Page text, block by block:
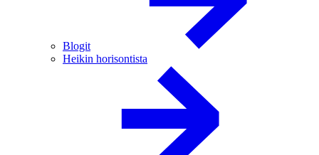
Blogit
Heikin horisontista